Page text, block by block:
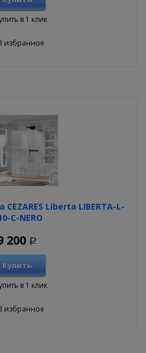
в 1 клик
избранное
Liberta LIBERTA-L-
C-NERO
200 Р
Купить
в 1 клик
избранное